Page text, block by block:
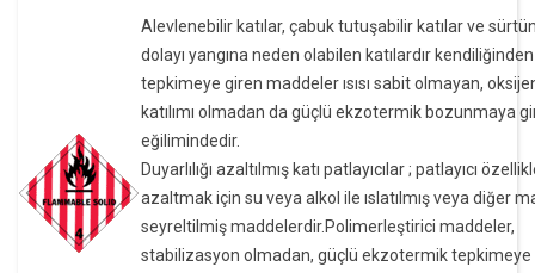
Alevlenebilir katılar, çabuk tutuşabilir katılar ve
dolayı yangına neden olabilen katılardır kendiliğinden
tepkimeye giren maddeler ısısı sabit olmayan,
katılımı olmadan da güçlü ekzotermik bozunmaya
eğilimindedir.
Duyarlılığı azaltılmış katı patlayıcılar ; patlayıcı
azaltmak için su veya alkol ile ıslatılmış veya diğer
seyreltilmiş maddelerdir.Polimerleştirici maddeler,
stabilizasyon olmadan, güçlü ekzotermik tepkimeye